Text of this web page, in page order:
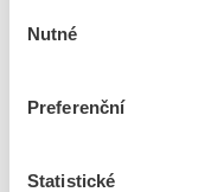
souhlasu
Nutné
Preferenční
Statistické